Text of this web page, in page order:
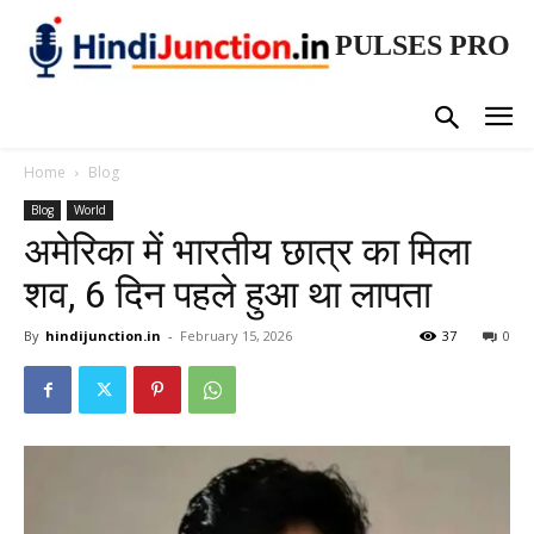
PULSES PRO
Home Blog
Blog World
अमेरिका में भारतीय छात्र का मिला
शव, 6 दिन पहले हुआ था लापता
By hindijunction.in - February 15, 2026 0
37